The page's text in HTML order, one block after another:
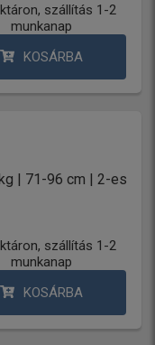
szállítás 1-2
munkanap
KOSÁRBA
| 71-96 cm | 2-es
szállítás 1-2
munkanap
KOSÁRBA